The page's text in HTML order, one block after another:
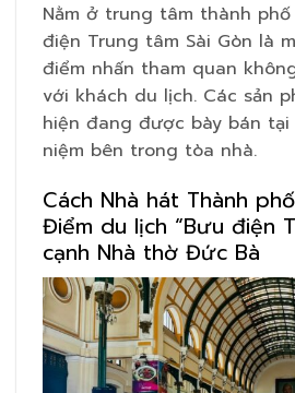
Nằm ở trung tâm thành phố
điện Trung tâm Sài Gòn là
điểm nhấn tham quan
với khách du lịch. Các sản
hiện đang được bày bán
niệm bên trong tòa nhà.
Cách Nhà hát Thành
Điểm du lịch “Bưu điện
cạnh Nhà thờ Đức Bà